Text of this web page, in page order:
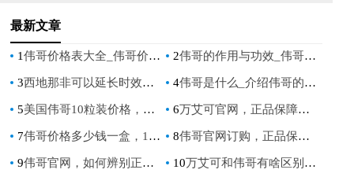
最新文章
1伟哥价格表大全_伟哥价格一览表，详细了解价格及产品信息 2伟哥的作用与功效_伟哥：功能、用途及其优势
3西地那非可以延长时效吗_西地那非是否具有延长药效的作用？ 4伟哥是什么_介绍伟哥的用途，剂量与注意事项
5美国伟哥10粒装价格，最新市场行情与购买指南 6万艾可官网，正品保障与专业用药指南一站式平台
7伟哥价格多少钱一盒，10粒装与单粒价格差异解析 8伟哥官网订购，正品保障与安全用药指南
9伟哥官网，如何辨别正品与获取专业用药指导 10万艾可和伟哥有啥区别，一文澄清大众的长期认知误区